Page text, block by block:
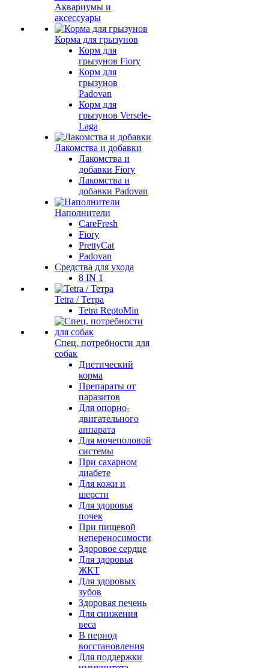
Аквариумы и
аксессуары
Корма для грызунов
Корм для
грызунов Fiory
Корм для
грызунов
Padovan
Корм для
грызунов Versele-
Laga
Лакомства и добавки
Лакомства и
добавки Fiory
Лакомства и
добавки Padovan
Наполнители
CareFresh
Fiory
PrettyCat
Padovan
Средства для ухода
8 IN 1
Tetra / Тетра
Tetra ReptoMin
Спец. потребности для
собак
Диетический
корма
Препараты от
паразитов
Для опорно-
двигательного
аппарата
Для мочеполовой
системы
При сахарном
диабете
Для кожи и
шерсти
Для здоровья
почек
При пищевой
непереносимости
Здоровое сердце
Для здоровья
ЖКТ
Для здоровых
зубов
Здоровая печень
Для снижения
веса
В период
восстановления
Для поддержки